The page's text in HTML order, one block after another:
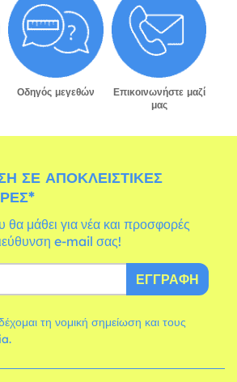
Οδηγός μεγεθών
Επικοινωνήστε μαζί
μας
ΣΕ ΑΠΟΚΛΕΙΣΤΙΚΈΣ
θα μάθει για νέα και προσφορές
e-mail σας!
ΕΓΓΡΑΦΉ
τη νομική σημείωση και τους